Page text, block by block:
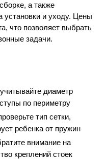
а также
установки и уходу. Цены
что позволяет выбрать
задачи.
диаметр
по периметру
тип сетки,
ребенка от пружин
внимание на
креплений стоек